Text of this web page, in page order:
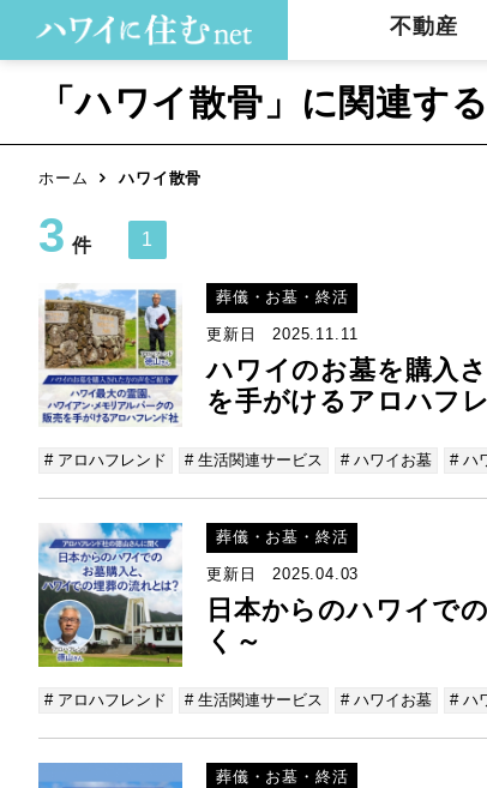
不動産
「ハワイ散骨」に関連す
ホーム ハワイ散骨
3 件 1
葬儀・お墓・終活
更新日 2025.11.11
ハワイのお墓を購入
を手がけるアロハフ
# アロハフレンド # 生活関連サービス # ハワイお墓 # ハ
葬儀・お墓・終活
更新日 2025.04.03
日本からのハワイで
く～
# アロハフレンド # 生活関連サービス # ハワイお墓 # ハ
葬儀・お墓・終活